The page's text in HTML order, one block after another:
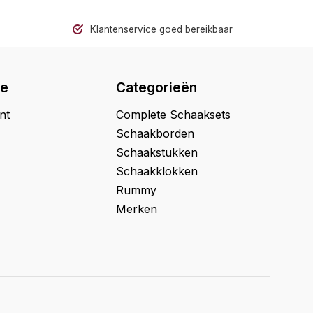
Klantenservice goed bereikbaar
Categorieën
Complete Schaaksets
Schaakborden
Schaakstukken
Schaakklokken
Rummy
Merken